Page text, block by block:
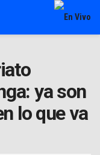
ya son
lo que va